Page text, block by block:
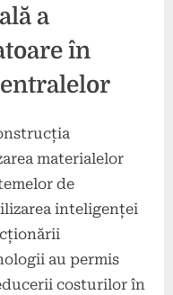
a
în
materialelor
de
inteligenței
au permis
costurilor în